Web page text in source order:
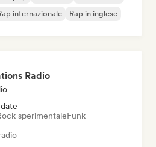
internazionale Rap in inglese
Radio
sperimentaleFunk